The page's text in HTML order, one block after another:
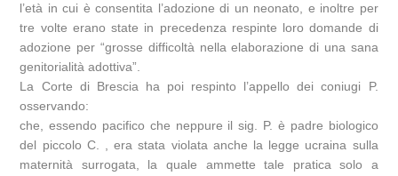
l’età in cui è consentita l’adozione di un neonato, e inoltre per
tre volte erano state in precedenza respinte loro domande di
adozione per “grosse difficoltà nella elaborazione di una sana
genitorialità adottiva”.
La Corte di Brescia ha poi respinto l’appello dei coniugi P.
osservando:
che, essendo pacifico che neppure il sig. P. è padre biologico
del piccolo C. , era stata violata anche la legge ucraina sulla
maternità surrogata, la quale ammette tale pratica solo a